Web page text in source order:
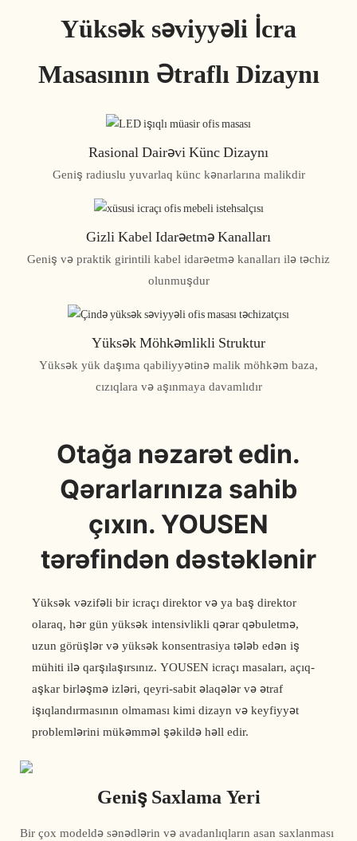
Yüksək səviyyəli İcra
Masasının Ətraflı Dizaynı
Rasional Dairəvi Künc Dizaynı
Geniş radiuslu yuvarlaq künc kənarlarına malikdir
Gizli Kabel Idarəetmə Kanalları
Geniş və praktik girintili kabel idarəetmə kanalları ilə təchiz
olunmuşdur
Yüksək Möhkəmlikli Struktur
Yüksək yük daşıma qabiliyyətinə malik möhkəm baza,
cızıqlara və aşınmaya davamlıdır
Otağa nəzarət edin.
Qərarlarınıza sahib
çıxın. YOUSEN
tərəfindən dəstəklənir
Yüksək vəzifəli bir icraçı direktor və ya baş direktor
olaraq, hər gün yüksək intensivlikli qərar qəbuletmə,
uzun görüşlər və yüksək konsentrasiya tələb edən iş
mühiti ilə qarşılaşırsınız. YOUSEN icraçı masaları, açıq-
aşkar birləşmə izləri, qeyri-sabit əlaqələr və ətraf
işıqlandırmasının olmaması kimi dizayn və keyfiyyət
problemlərini mükəmməl şəkildə həll edir.
Geniş Saxlama Yeri
Bir çox modeldə sənədlərin və avadanlıqların asan saxlanması